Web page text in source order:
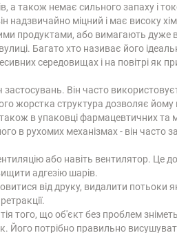
а також немає сильного запаху і
надзвичайно міцний і має високу
продуктами, або вимагають дуже
Багато хто називає його
середовищах і на повітрі як
застосувань. Він часто
жорстка структура дозволяє йому
в упаковці фармацевтичних та
в рухомих механізмах - він часто
або навіть вентилятор. Це
адгезію шарів.
від друку, видалити потьоки
того, що об'єкт без проблем
потрібно правильно